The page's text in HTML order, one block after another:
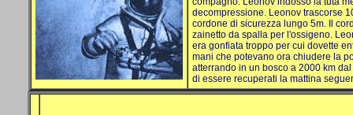
decompressione. Leonov trascorse
cordone di sicurezza lungo 5m. Il
zainetto da spalla per l'ossigeno.
era gonfiata troppo per cui dovette
mani che potevano ora chiudere la
atterrando in un bosco a 2000 km
di essere recuperati la mattina